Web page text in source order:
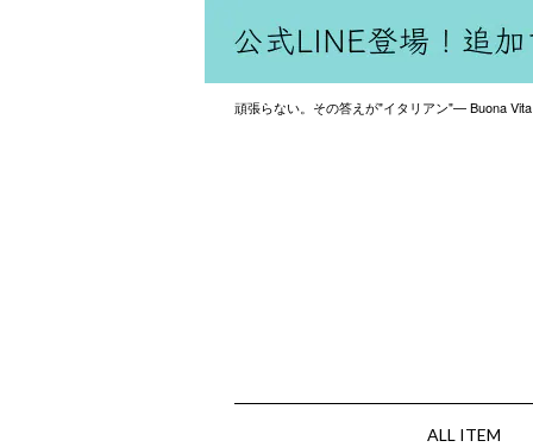
頑張らない。その答えが"イタリアン"— Buona Vita
ALL ITEM